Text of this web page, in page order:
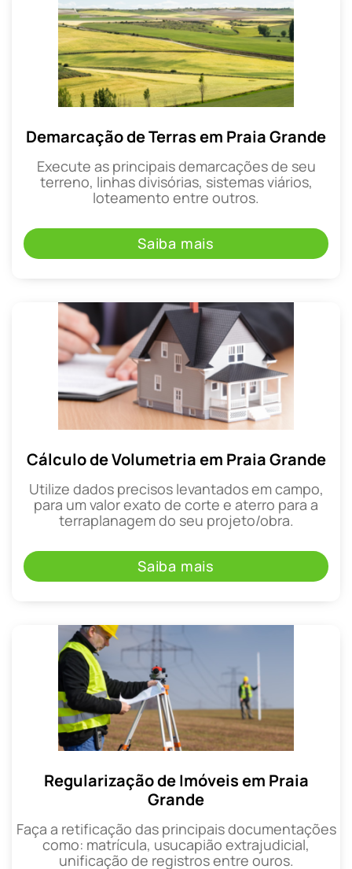
Demarcação de Terras em Praia Grande
Execute as principais demarcações de seu
terreno, linhas divisórias, sistemas viários,
loteamento entre outros.
Saiba mais
Cálculo de Volumetria em Praia Grande
Utilize dados precisos levantados em campo,
para um valor exato de corte e aterro para a
terraplanagem do seu projeto/obra.
Saiba mais
Regularização de Imóveis em Praia
Grande
Faça a retificação das principais documentações
como: matrícula, usucapião extrajudicial,
unificação de registros entre ouros.